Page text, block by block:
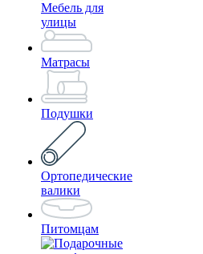
Мебель для
улицы
Матрасы
Подушки
Ортопедические
валики
Питомцам